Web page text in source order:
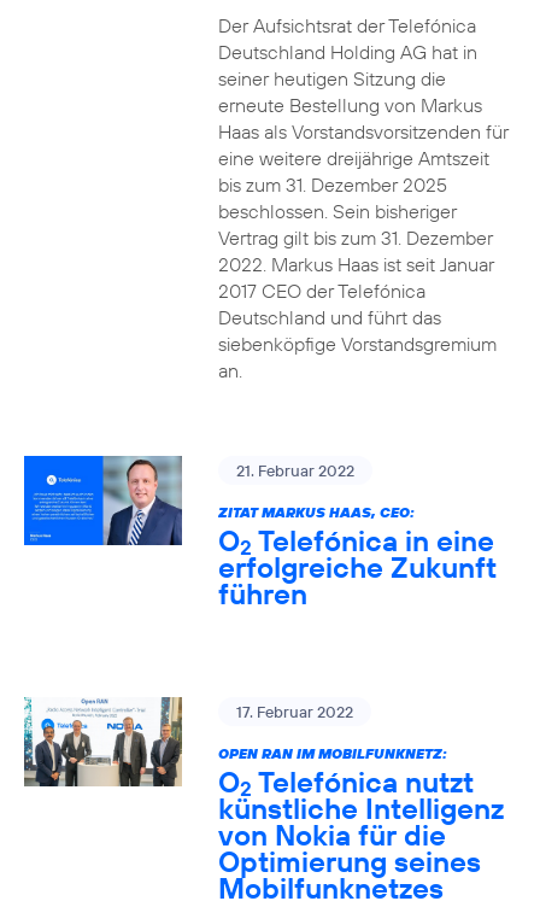
Der Aufsichtsrat der Telefónica
Deutschland Holding AG hat in
seiner heutigen Sitzung die
erneute Bestellung von Markus
Haas als Vorstandsvorsitzenden für
eine weitere dreijährige Amtszeit
bis zum 31. Dezember 2025
beschlossen. Sein bisheriger
Vertrag gilt bis zum 31. Dezember
2022. Markus Haas ist seit Januar
2017 CEO der Telefónica
Deutschland und führt das
siebenköpfige Vorstandsgremium
an.
21. Februar 2022
ZITAT MARKUS HAAS, CEO:
O2 Telefónica in eine
erfolgreiche Zukunft
führen
17. Februar 2022
OPEN RAN IM MOBILFUNKNETZ:
O2 Telefónica nutzt
künstliche Intelligenz
von Nokia für die
Optimierung seines
Mobilfunknetzes